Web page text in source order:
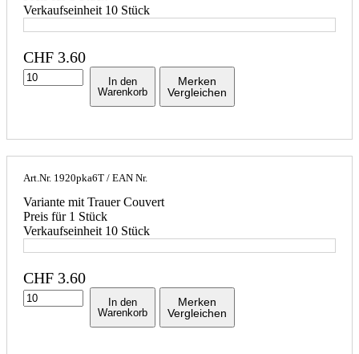
Verkaufseinheit 10 Stück
CHF 3.60
In den
Warenkorb
Merken
Vergleichen
Art.Nr. 1920pka6T / EAN Nr.
Variante mit Trauer Couvert
Preis für 1 Stück
Verkaufseinheit 10 Stück
CHF 3.60
In den
Warenkorb
Merken
Vergleichen